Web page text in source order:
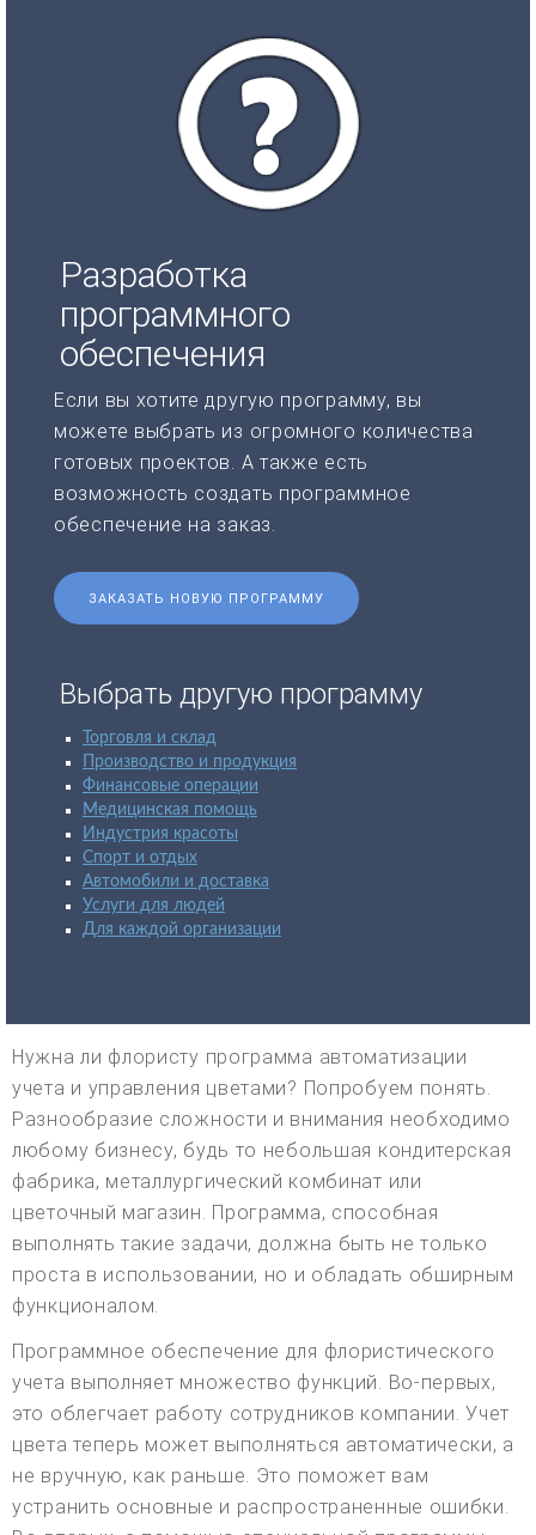
Разработка
программного
обеспечения
Если вы хотите другую программу, вы
можете выбрать из огромного количества
готовых проектов. А также есть
возможность создать программное
обеспечение на заказ.
ЗАКАЗАТЬ НОВУЮ ПРОГРАММУ
Выбрать другую программу
Торговля и склад
Производство и продукция
Финансовые операции
Медицинская помощь
Индустрия красоты
Спорт и отдых
Автомобили и доставка
Услуги для людей
Для каждой организации
Нужна ли флористу программа автоматизации
учета и управления цветами? Попробуем понять.
Разнообразие сложности и внимания необходимо
любому бизнесу, будь то небольшая кондитерская
фабрика, металлургический комбинат или
цветочный магазин. Программа, способная
выполнять такие задачи, должна быть не только
проста в использовании, но и обладать обширным
функционалом.
Программное обеспечение для флористического
учета выполняет множество функций. Во-первых,
это облегчает работу сотрудников компании. Учет
цвета теперь может выполняться автоматически, а
не вручную, как раньше. Это поможет вам
устранить основные и распространенные ошибки.